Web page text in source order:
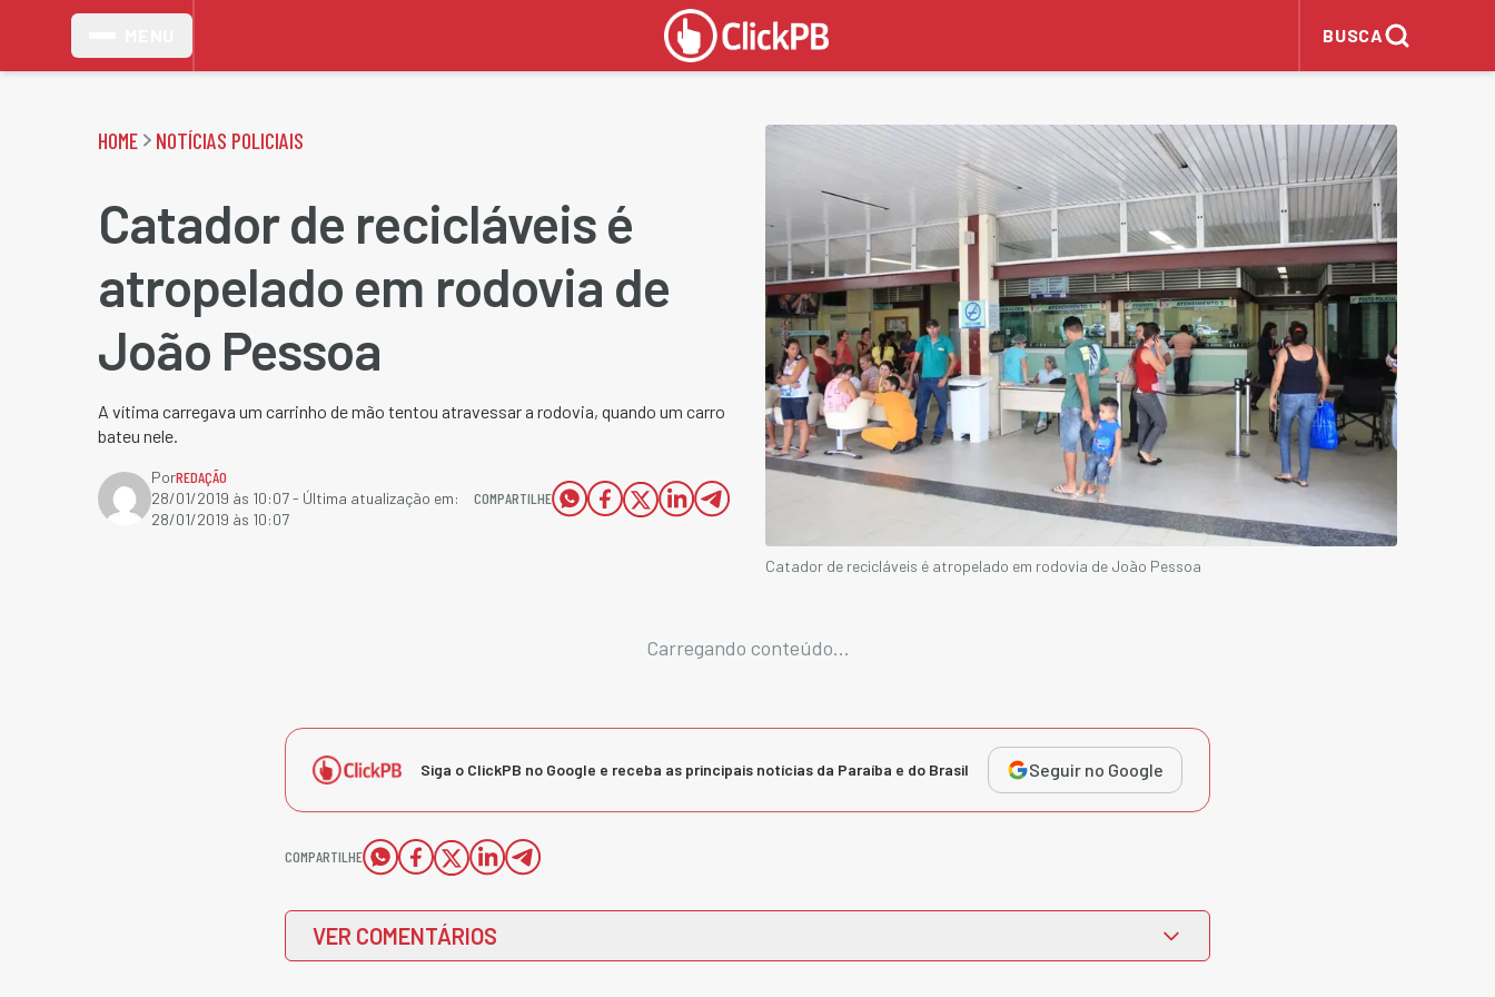
BUSCA
HOME NOTÍCIAS POLICIAIS
Catador de recicláveis é
atropelado em rodovia de
João Pessoa
A vítima carregava um carrinho de mão tentou atravessar a rodovia, quando um carro
bateu nele.
PorREDAÇÃO
28/01/2019 às 10:07- Última atualização em:
28/01/2019 às 10:07
COMPARTILHE
Catador de recicláveis é atropelado em rodovia de João Pessoa
Carregando conteúdo...
Siga o ClickPB no Google e receba as principais notícias da Paraíba e do Brasil Seguir no Google
COMPARTILHE
VER COMENTÁRIOS